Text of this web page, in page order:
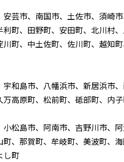
安芸市、南国市、土佐市、須崎
利町、田野町、安田町、北川村
町、中土佐町、佐川町、越知
宇和島市、八幡浜市、新居浜市
万高原町、松前町、砥部町、内
松島市、阿南市、吉野川市、
、那賀町、牟岐町、美波町、
し町